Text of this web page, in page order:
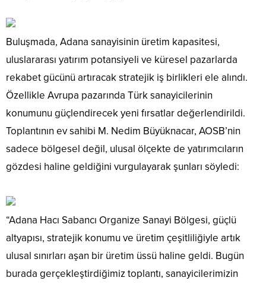
Buluşmada, Adana sanayisinin üretim kapasitesi,
uluslararası yatırım potansiyeli ve küresel pazarlarda
rekabet gücünü artıracak stratejik iş birlikleri ele alındı.
Özellikle Avrupa pazarında Türk sanayicilerinin
konumunu güçlendirecek yeni fırsatlar değerlendirildi.
Toplantının ev sahibi M. Nedim Büyüknacar, AOSB’nin
sadece bölgesel değil, ulusal ölçekte de yatırımcıların
gözdesi haline geldiğini vurgulayarak şunları söyledi:
“Adana Hacı Sabancı Organize Sanayi Bölgesi, güçlü
altyapısı, stratejik konumu ve üretim çeşitliliğiyle artık
ulusal sınırları aşan bir üretim üssü haline geldi. Bugün
burada gerçekleştirdiğimiz toplantı, sanayicilerimizin